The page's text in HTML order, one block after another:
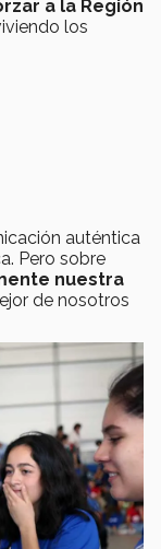
a la Región
los
auténtica
Pero sobre
nuestra
de nosotros